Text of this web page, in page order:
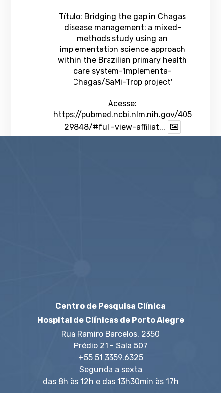
Título: Bridging the gap in Chagas
disease management: a mixed-
methods study using an
implementation science approach
within the Brazilian primary health
care system-'Implementa-
Chagas/SaMi-Trop project'
Acesse:
https://pubmed.ncbi.nlm.nih.gov/405
29848/#full-view-affiliat...
Centro de Pesquisa Clínica
Hospital de Clínicas de Porto Alegre
Rua Ramiro Barcelos, 2350
Prédio 21 - Sala 507
+55 51 3359.6325
Segunda a sexta
das 8h às 12h e das 13h30min às 17h